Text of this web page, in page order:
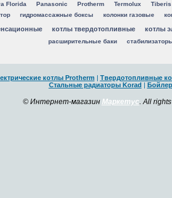
Florida Panasonic Protherm Termolux Tiberis
гидромассажные боксы колонки газовые
котлы твердотопливные котлы
расширительные баки
котлы Protherm | Твердотопливные
Стальные радиаторы Korad |
© Интернет-магазин Маркетус. All